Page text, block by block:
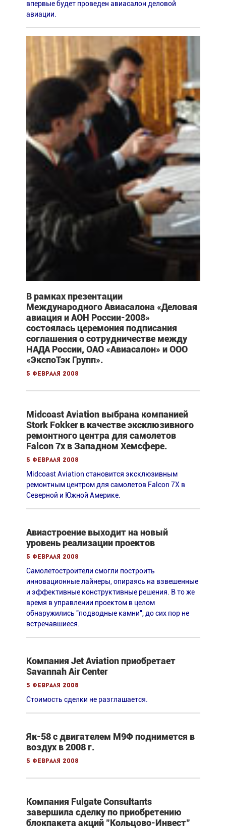
впервые будет проведен авиасалон деловой
авиации.
В рамках презентации
Международного Авиасалона «Деловая
авиация и АОН России-2008»
состоялась церемония подписания
соглашения о сотрудничестве между
НАДА России, ОАО «Авиасалон» и ООО
«ЭкспоТэк Групп».
5 февраля 2008
Midcoast Aviation выбрана компанией
Stork Fokker в качестве эксклюзивного
ремонтного центра для самолетов
Falcon 7x в Западном Хемсфере.
5 февраля 2008
Midcoast Aviation становится эксклюзивным
ремонтным центром для самолетов Falcon 7X в
Северной и Южной Америке.
Авиастроение выходит на новый
уровень реализации проектов
5 февраля 2008
Самолетостроители смогли построить
инновационные лайнеры, опираясь на взвешенные
и эффективные конструктивные решения. В то же
время в управлении проектом в целом
обнаружились "подводные камни", до сих пор не
встречавшиеся.
Компания Jet Aviation приобретает
Savannah Air Center
5 февраля 2008
Стоимость сделки не разглашается.
Як-58 с двигателем М9Ф поднимется в
воздух в 2008 г.
5 февраля 2008
Компания Fulgate Consultants
завершила сделку по приобретению
блокпакета акций "Кольцово-Инвест"